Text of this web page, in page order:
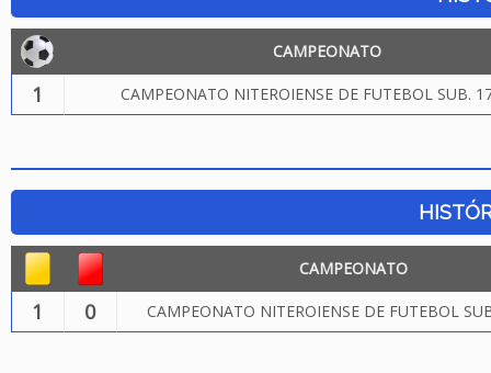
CAMPEONATO
1 CAMPEONATO NITEROIENSE DE FUTEBOL SUB.
CAMPEONATO
1 0 CAMPEONATO NITEROIENSE DE FUTEBOL